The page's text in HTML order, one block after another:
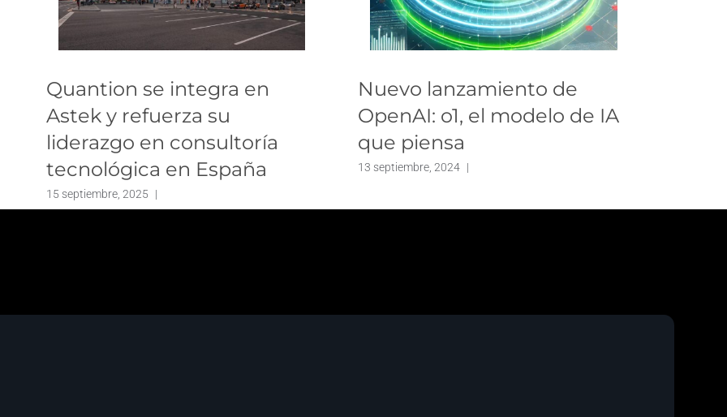
Quantion se integra en
Astek y refuerza su
liderazgo en consultoría
tecnológica en España
15 septiembre, 2025 |
Nuevo lanzamiento de
OpenAI: o1, el modelo de IA
que piensa
13 septiembre, 2024 |